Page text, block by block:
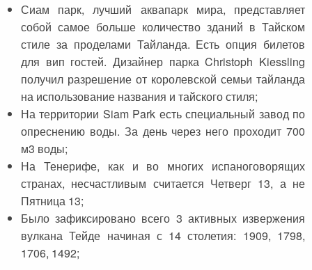
Сиам парк, лучший аквапарк мира, представляет
собой самое больше количество зданий в Тайском
стиле за проделами Тайланда. Есть опция билетов
для вип гостей. Дизайнер парка Christoph Kiessling
получил разрешение от королевской семьи тайланда
на использование названия и тайского стиля;
На территории Siam Park есть специальный завод по
опреснению воды. За день через него проходит 700
м3 воды;
На Тенерифе, как и во многих испаноговорящих
странах, несчастливым считается Четверг 13, а не
Пятница 13;
Было зафиксировано всего 3 активных извержения
вулкана Тейде начиная с 14 столетия: 1909, 1798,
1706, 1492;